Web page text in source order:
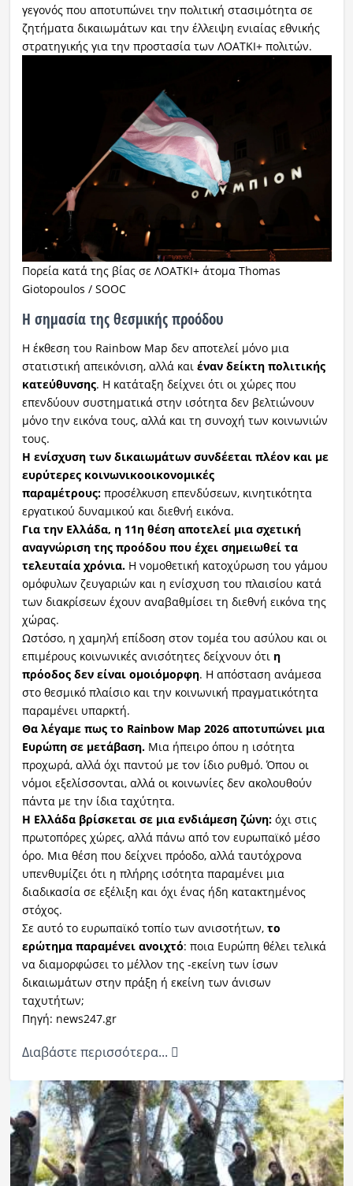
γεγονός που αποτυπώνει την πολιτική στασιμότητα σε
ζητήματα δικαιωμάτων και την έλλειψη ενιαίας εθνικής
στρατηγικής για την προστασία των ΛΟΑΤΚΙ+ πολιτών.
Πορεία κατά της βίας σε ΛΟΑΤΚΙ+ άτομα Thomas
Giotopoulos / SOOC
Η σημασία της θεσμικής προόδου
Η έκθεση του Rainbow Map δεν αποτελεί μόνο μια
στατιστική απεικόνιση, αλλά και έναν δείκτη πολιτικής
κατεύθυνσης. Η κατάταξη δείχνει ότι οι χώρες που
επενδύουν συστηματικά στην ισότητα δεν βελτιώνουν
μόνο την εικόνα τους, αλλά και τη συνοχή των κοινωνιών
τους.
Η ενίσχυση των δικαιωμάτων συνδέεται πλέον και με
ευρύτερες κοινωνικοοικονομικές
παραμέτρους:προσέλκυση επενδύσεων, κινητικότητα
εργατικού δυναμικού και διεθνή εικόνα.
Για την Ελλάδα, η 11η θέση αποτελεί μια σχετική
αναγνώριση της προόδου που έχει σημειωθεί τα
τελευταία χρόνια.Η νομοθετική κατοχύρωση του γάμου
ομόφυλων ζευγαριών και η ενίσχυση του πλαισίου κατά
των διακρίσεων έχουν αναβαθμίσει τη διεθνή εικόνα της
χώρας.
Ωστόσο, η χαμηλή επίδοση στον τομέα του ασύλου και οι
επιμέρους κοινωνικές ανισότητες δείχνουν ότι η
πρόοδος δεν είναι ομοιόμορφη. Η απόσταση ανάμεσα
στο θεσμικό πλαίσιο και την κοινωνική πραγματικότητα
παραμένει υπαρκτή.
Θα λέγαμε πως το Rainbow Map 2026 αποτυπώνει μια
Ευρώπη σε μετάβαση.Μια ήπειρο όπου η ισότητα
προχωρά, αλλά όχι παντού με τον ίδιο ρυθμό. Όπου οι
νόμοι εξελίσσονται, αλλά οι κοινωνίες δεν ακολουθούν
πάντα με την ίδια ταχύτητα.
Η Ελλάδα βρίσκεται σε μια ενδιάμεση ζώνη:όχι στις
πρωτοπόρες χώρες, αλλά πάνω από τον ευρωπαϊκό μέσο
όρο. Μια θέση που δείχνει πρόοδο, αλλά ταυτόχρονα
υπενθυμίζει ότι η πλήρης ισότητα παραμένει μια
διαδικασία σε εξέλιξη και όχι ένας ήδη κατακτημένος
στόχος.
Σε αυτό το ευρωπαϊκό τοπίο των ανισοτήτων,το
ερώτημα παραμένει ανοιχτό: ποια Ευρώπη θέλει τελικά
να διαμορφώσει το μέλλον της -εκείνη των ίσων
δικαιωμάτων στην πράξη ή εκείνη των άνισων
ταχυτήτων;
Πηγή: news247.gr
Διαβάστε περισσότερα...